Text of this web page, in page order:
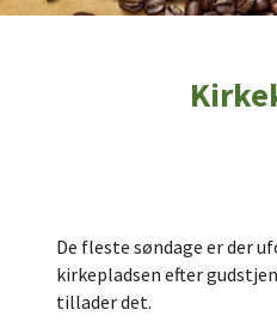
De fleste søndage er der
kirkepladsen efter
tillader det.